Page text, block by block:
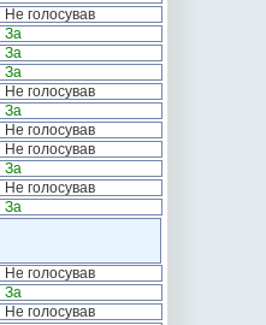
Не голосував
За
За
За
Не голосував
За
Не голосував
Не голосував
За
Не голосував
За
Не голосував
За
Не голосував